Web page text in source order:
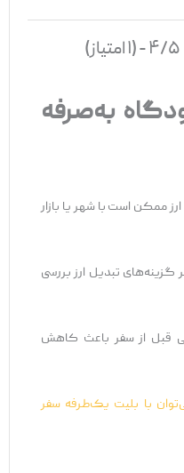
۴/۵ - (۱ امتیاز)
به‌صرفه
ممکن است با شهر یا بازار
تبدیل ارز بررسی
قبل از سفر باعث کاهش
با بلیت یک‌طرفه سفر